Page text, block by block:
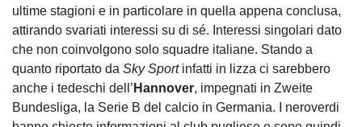
ultime stagioni e in particolare in quella appena conclusa,
attirando svariati interessi su di sé. Interessi singolari dato
che non coinvolgono solo squadre italiane. Stando a
quanto riportato da Sky Sport infatti in lizza ci sarebbero
anche i tedeschi dell’ Hannover, impegnati in Zweite
Bundesliga, la Serie B del calcio in Germania. I neroverdi